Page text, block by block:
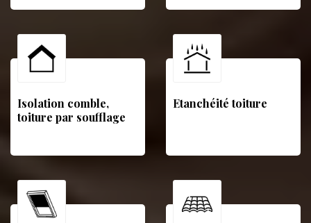
Isolation comble,
toiture par soufflage
Etanchéité toiture